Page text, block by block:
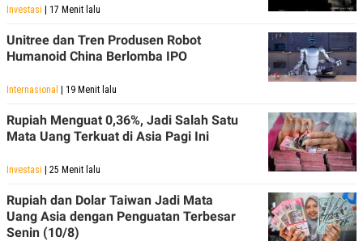
Investasi | 17 Menit lalu
Unitree dan Tren Produsen Robot
Humanoid China Berlomba IPO
Internasional | 19 Menit lalu
Rupiah Menguat 0,36%, Jadi Salah Satu
Mata Uang Terkuat di Asia Pagi Ini
Investasi | 25 Menit lalu
Rupiah dan Dolar Taiwan Jadi Mata
Uang Asia dengan Penguatan Terbesar
Senin (10/8)